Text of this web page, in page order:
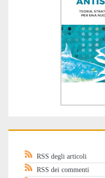
RSS degli articoli
RSS dei commenti